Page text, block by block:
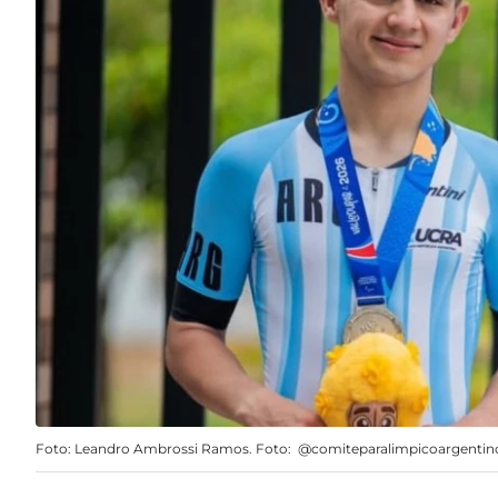
Foto: Leandro Ambrossi Ramos. Foto: